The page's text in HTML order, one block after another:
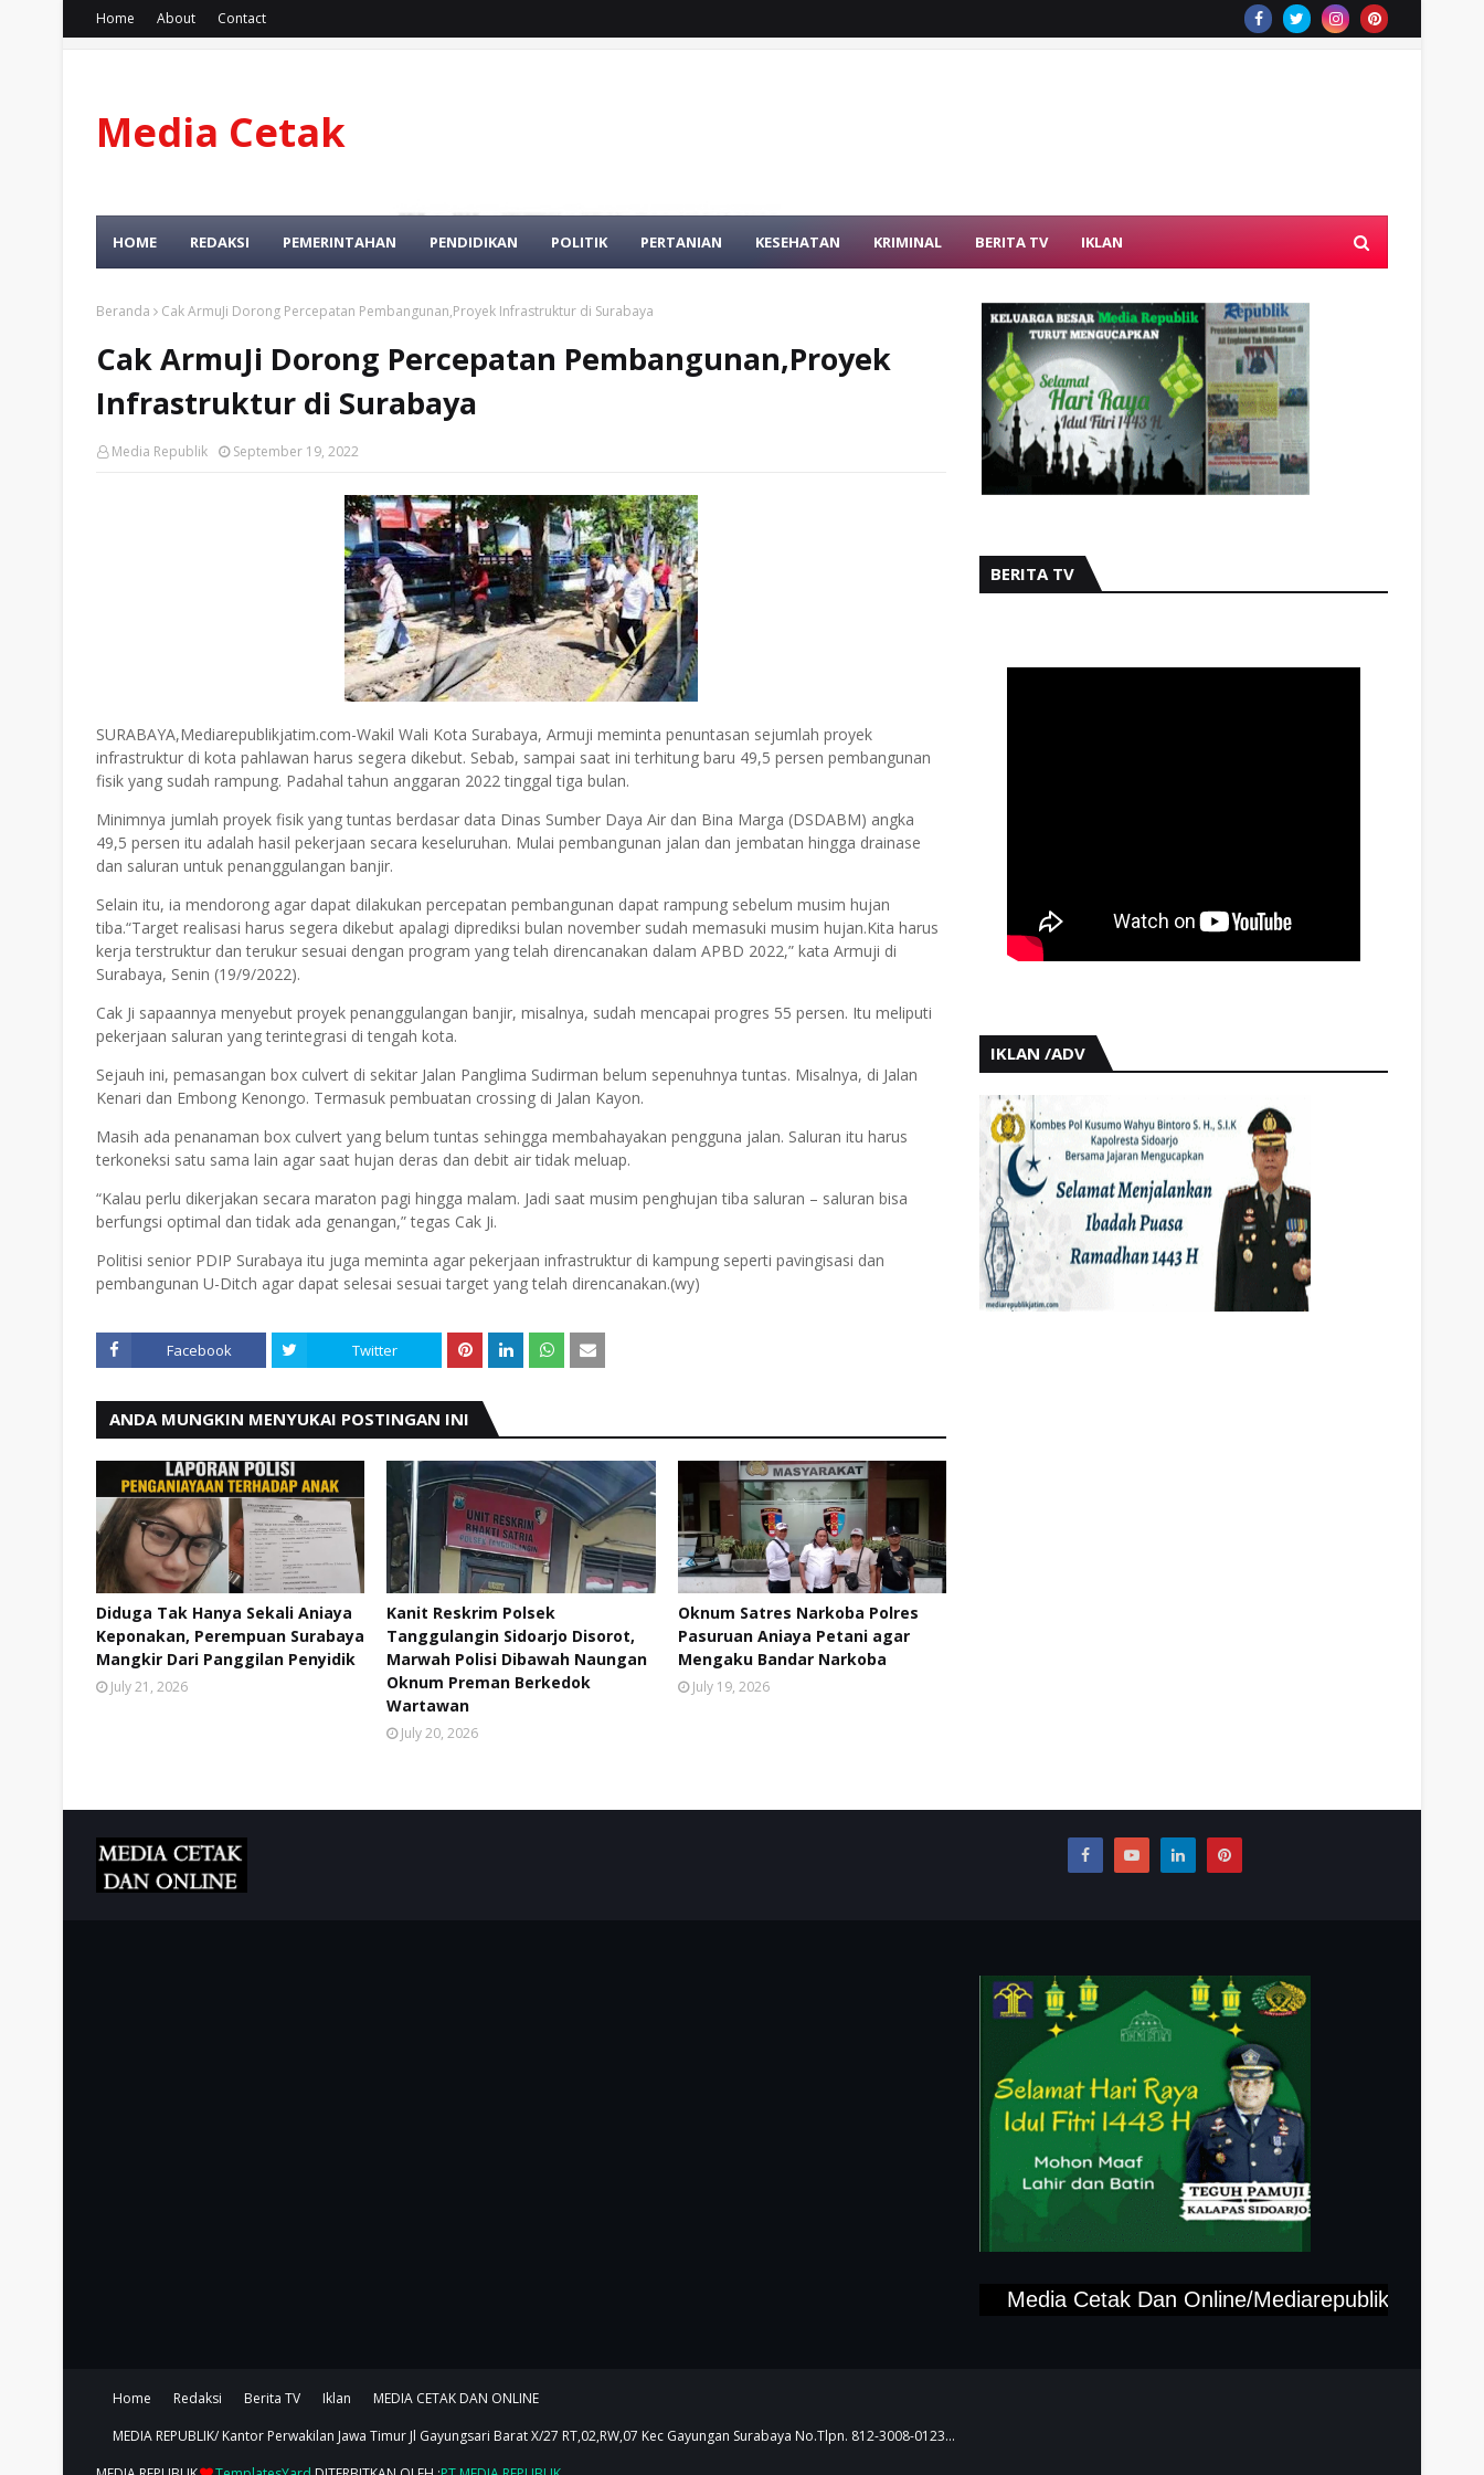
Home About Contact
Media Cetak
HOME REDAKSI PEMERINTAHAN PENDIDIKAN POLITIK PERTANIAN KESEHATAN KRIMINAL BERITA TV IKLAN
Beranda Cak ArmuJi Dorong Percepatan Pembangunan,Proyek Infrastruktur di Surabaya
Cak ArmuJi Dorong Percepatan Pembangunan,Proyek
Infrastruktur di Surabaya
Media Republik September 19, 2022
SURABAYA,Mediarepublikjatim.com-Wakil Wali Kota Surabaya, Armuji meminta penuntasan sejumlah proyek
infrastruktur di kota pahlawan harus segera dikebut. Sebab, sampai saat ini terhitung baru 49,5 persen pembangunan
fisik yang sudah rampung. Padahal tahun anggaran 2022 tinggal tiga bulan.
Minimnya jumlah proyek fisik yang tuntas berdasar data Dinas Sumber Daya Air dan Bina Marga (DSDABM) angka
49,5 persen itu adalah hasil pekerjaan secara keseluruhan. Mulai pembangunan jalan dan jembatan hingga drainase
dan saluran untuk penanggulangan banjir.
Selain itu, ia mendorong agar dapat dilakukan percepatan pembangunan dapat rampung sebelum musim hujan
tiba.“Target realisasi harus segera dikebut apalagi diprediksi bulan november sudah memasuki musim hujan.Kita harus
kerja terstruktur dan terukur sesuai dengan program yang telah direncanakan dalam APBD 2022,” kata Armuji di
Surabaya, Senin (19/9/2022).
Cak Ji sapaannya menyebut proyek penanggulangan banjir, misalnya, sudah mencapai progres 55 persen. Itu meliputi
pekerjaan saluran yang terintegrasi di tengah kota.
Sejauh ini, pemasangan box culvert di sekitar Jalan Panglima Sudirman belum sepenuhnya tuntas. Misalnya, di Jalan
Kenari dan Embong Kenongo. Termasuk pembuatan crossing di Jalan Kayon.
Masih ada penanaman box culvert yang belum tuntas sehingga membahayakan pengguna jalan. Saluran itu harus
terkoneksi satu sama lain agar saat hujan deras dan debit air tidak meluap.
“Kalau perlu dikerjakan secara maraton pagi hingga malam. Jadi saat musim penghujan tiba saluran – saluran bisa
berfungsi optimal dan tidak ada genangan,” tegas Cak Ji.
Politisi senior PDIP Surabaya itu juga meminta agar pekerjaan infrastruktur di kampung seperti pavingisasi dan
pembangunan U-Ditch agar dapat selesai sesuai target yang telah direncanakan.(wy)
Facebook Twitter
ANDA MUNGKIN MENYUKAI POSTINGAN INI
Diduga Tak Hanya Sekali Aniaya
Keponakan, Perempuan Surabaya
Mangkir Dari Panggilan Penyidik
July 21, 2026
Kanit Reskrim Polsek
Tanggulangin Sidoarjo Disorot,
Marwah Polisi Dibawah Naungan
Oknum Preman Berkedok
Wartawan
July 20, 2026
Oknum Satres Narkoba Polres
Pasuruan Aniaya Petani agar
Mengaku Bandar Narkoba
July 19, 2026
BERITA TV
IKLAN /ADV
Media Cetak Dan Online/
Home Redaksi Berita TV Iklan
MEDIA CETAK DAN ONLINE
MEDIA REPUBLIK/ Kantor Perwakilan Jawa Timur Jl Gayungsari Barat X/27 RT,02,RW,07 Kec Gayungan Surabaya No.Tlpn. 812-3008-0123...